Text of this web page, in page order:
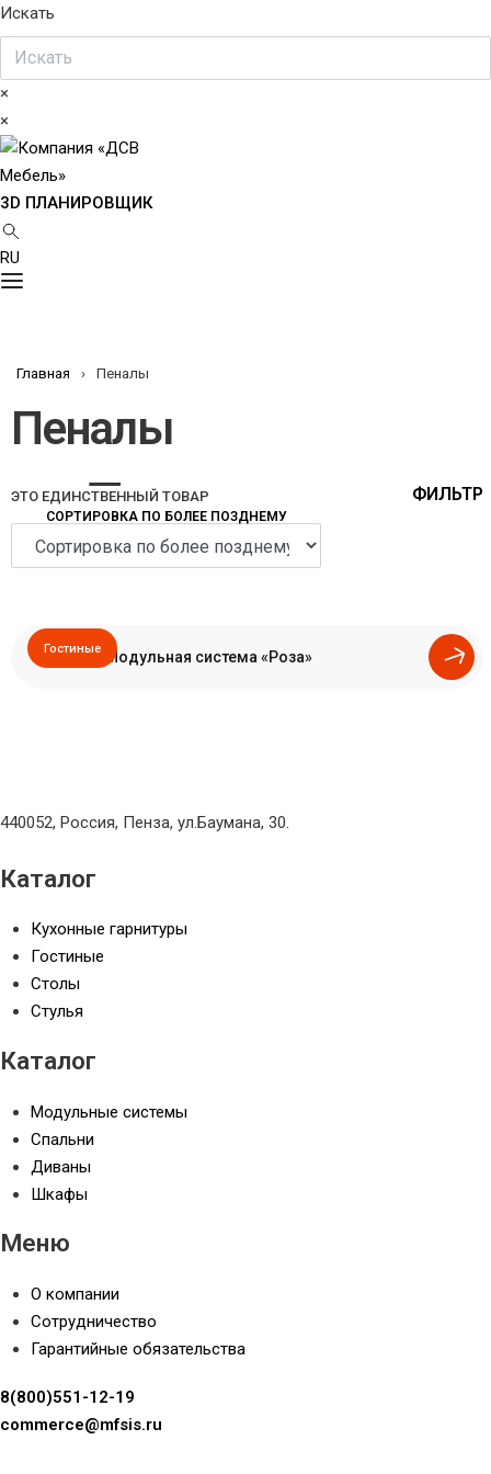
Искать
×
×
3D ПЛАНИРОВЩИК
RU
Главная › Пеналы
Пеналы
ЭТО ЕДИНСТВЕННЫЙ ТОВАР
СОРТИРОВКА ПО БОЛЕЕ ПОЗДНЕМУ
Гостиные Модульная система «Роза»
440052, Россия, Пенза, ул.Баумана, 30.
Каталог
Кухонные гарнитуры
Гостиные
Столы
Стулья
Каталог
Модульные системы
Спальни
Диваны
Шкафы
Меню
О компании
Сотрудничество
Гарантийные обязательства
8(800)551-12-19
commerce@mfsis.ru